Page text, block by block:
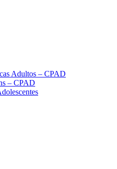
Adultos – CPAD
– CPAD